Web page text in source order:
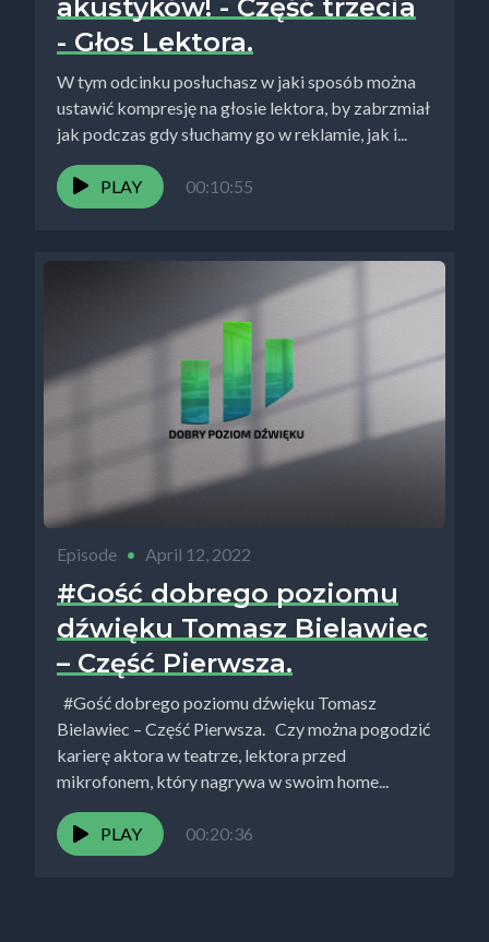
akustyków! - Część trzecia
- Głos Lektora.
W tym odcinku posłuchasz w jaki sposób można
ustawić kompresję na głosie lektora, by zabrzmiał
jak podczas gdy słuchamy go w reklamie, jak i...
PLAY 00:10:55
Episode • April 12, 2022
#Gość dobrego poziomu
dźwięku Tomasz Bielawiec
– Część Pierwsza.
#Gość dobrego poziomu dźwięku Tomasz
Bielawiec – Część Pierwsza. Czy można pogodzić
karierę aktora w teatrze, lektora przed
mikrofonem, który nagrywa w swoim home...
PLAY 00:20:36